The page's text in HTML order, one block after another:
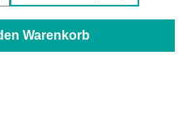
Wert ein
Warenkorb